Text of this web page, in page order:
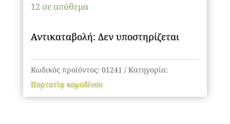
Φωτιστικό
με
1
x
E27
12 σε απόθεμα
Αντικαταβολή: Δεν υποστηρίζεται
Κωδικός προϊόντος: 01241
Κατηγορία:
Πορτατίφ κομοδίνου